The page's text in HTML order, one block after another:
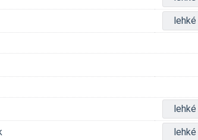
lehké
lehké
lehké